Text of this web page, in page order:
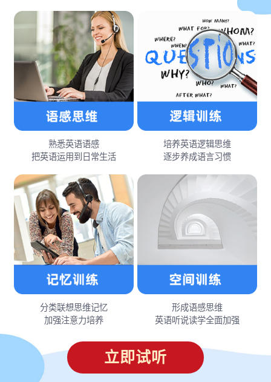
熟悉英语语感
把英语运用到日常生活
培养英语逻辑思维
逐步养成语言习惯
分类联想思维记忆
加强注意力培养
形成语感思维
英语听说读学全面加强
立即试听